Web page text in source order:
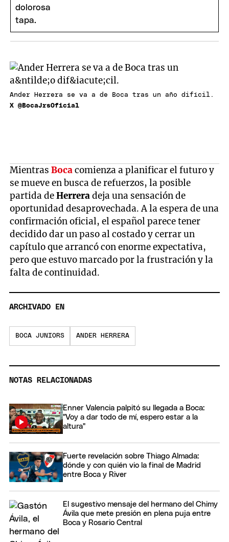
Ander Herrera se va a de Boca tras un año difícil.
X @BocaJrsOficial
MientrasBocacomienza a planificar el futuro y
se mueve en busca de refuerzos, la posible
partida deHerreradeja una sensación de
oportunidad desaprovechada. A la espera de una
confirmación oficial, el español parece tener
decidido dar un paso al costado y cerrar un
capítulo que arrancó con enorme expectativa,
pero que estuvo marcado por la frustración y la
falta de continuidad.
ARCHIVADO EN
BOCA JUNIORS ANDER HERRERA
NOTAS RELACIONADAS
Enner Valencia palpitó su llegada a Boca:
"Voy a dar todo de mí, espero estar a la
altura"
Fuerte revelación sobre Thiago Almada:
dónde y con quién vio la final de Madrid
entre Boca y River
El sugestivo mensaje del hermano del Chimy
Ávila que mete presión en plena puja entre
Boca y Rosario Central